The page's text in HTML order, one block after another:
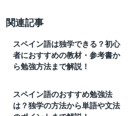
関連記事
スペイン語は独学できる？初心
者におすすめの教材・参考書か
ら勉強方法まで解説！
スペイン語のおすすめ勉強法
は？独学の方法から単語や文法